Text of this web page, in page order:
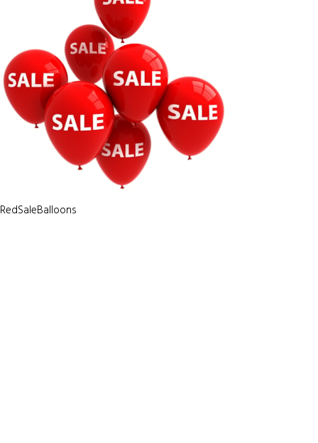
RedSaleBalloons